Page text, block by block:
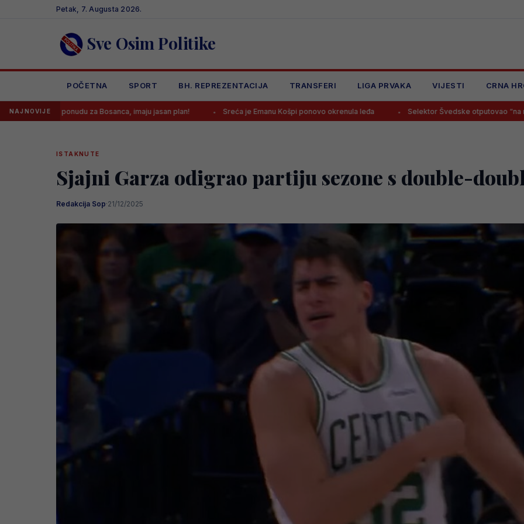
Petak, 7. Augusta 2026.
Sve Osim Politike
POČETNA SPORT BH. REPREZENTACIJA TRANSFERI LIGA PRVAKA VIJESTI CRNA
NAJNOVIJE
za Bosanca, imaju jasan plan! Sreća je Emanu Košpi ponovo okrenula leđa Selektor Švedske otputovao “na noge”
ISTAKNUTE
Sjajni Garza odigrao partiju sezone s double-
Redakcija Sop·21/12/2025